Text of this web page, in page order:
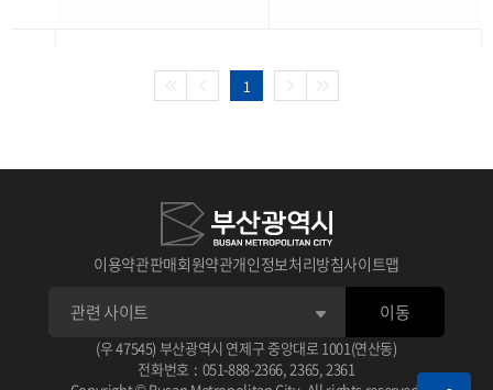
1
이용약관판매회원약관개인정보처리방침사이트맵
(우 47545) 부산광역시 연제구 중앙대로 1001(연산동)
전화번호 : 051-888-2366 2365, 2361
이동